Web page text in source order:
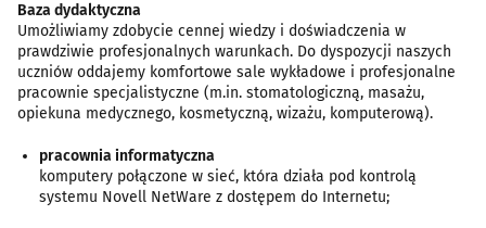
Baza dydaktyczna
Umożliwiamy zdobycie cennej wiedzy i doświadczenia w
prawdziwie profesjonalnych warunkach. Do dyspozycji naszych
uczniów oddajemy komfortowe sale wykładowe i profesjonalne
pracownie specjalistyczne (m.in. stomatologiczną, masażu,
opiekuna medycznego, kosmetyczną, wizażu, komputerową).
pracownia informatyczna
komputery połączone w sieć, która działa pod kontrolą
systemu Novell NetWare z dostępem do Internetu;